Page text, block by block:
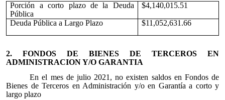
Porción a corto plazo de la Deuda
Pública
$4,140,015.51
Deuda Pública a Largo Plazo $11,052,631.66
2. FONDOS DE BIENES DE TERCEROS EN
ADMINISTRACION Y/O GARANTIA
En el mes de julio 2021, no existen saldos en Fondos de
Bienes de Terceros en Administración y/o en Garantía a corto y
largo plazo